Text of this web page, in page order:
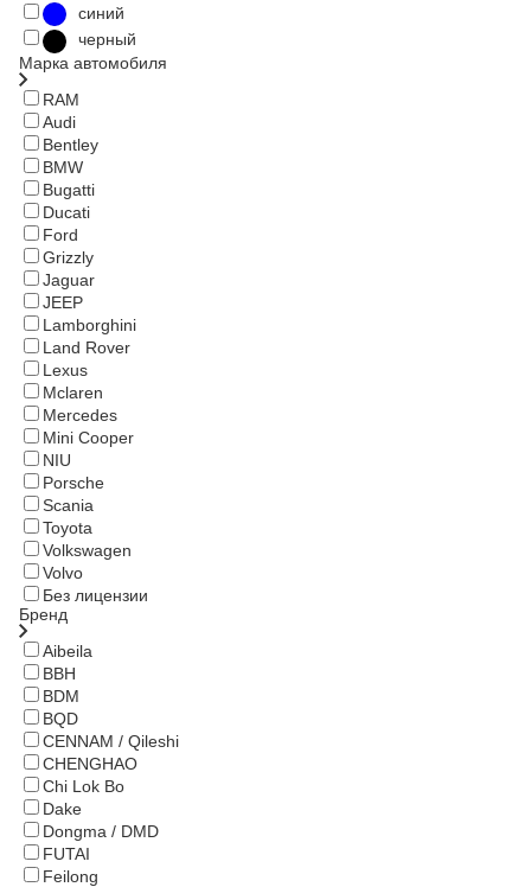
синий
черный
Марка автомобиля
RAM
Audi
Bentley
BMW
Bugatti
Ducati
Ford
Grizzly
Jaguar
JEEP
Lamborghini
Land Rover
Lexus
Mclaren
Mercedes
Mini Cooper
NIU
Porsche
Scania
Toyota
Volkswagen
Volvo
Без лицензии
Бренд
Aibeila
BBH
BDM
BQD
CENNAM / Qileshi
CHENGHAO
Chi Lok Bo
Dake
Dongma / DMD
FUTAI
Feilong